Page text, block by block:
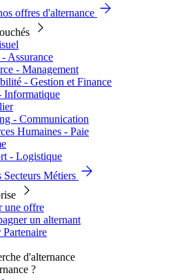
offres d'alternance
Assurance
- Management
- Gestion et Finance
Informatique
- Communication
Humaines - Paie
- Logistique
Secteurs Métiers
une offre
un alternant
?